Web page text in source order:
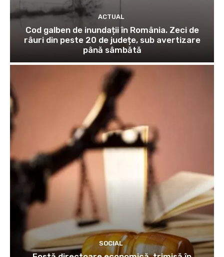
ACTUAL
Cod galben de inundații în România. Zeci de
râuri din peste 20 de județe, sub avertizare
până sâmbătă
SOCIAL